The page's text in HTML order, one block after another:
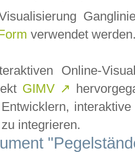
verwendet
Online-
GIMV ↗
integrieren.